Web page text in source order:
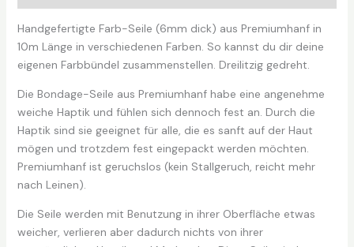
Handgefertigte Farb-Seile (6mm dick) aus Premiumhanf in
10m Länge in verschiedenen Farben. So kannst du dir deine
eigenen Farbbündel zusammenstellen. Dreilitzig gedreht.
Die Bondage-Seile aus Premiumhanf habe eine angenehme
weiche Haptik und fühlen sich dennoch fest an. Durch die
Haptik sind sie geeignet für alle, die es sanft auf der Haut
mögen und trotzdem fest eingepackt werden möchten.
Premiumhanf ist geruchslos (kein Stallgeruch, reicht mehr
nach Leinen).
Die Seile werden mit Benutzung in ihrer Oberfläche etwas
weicher, verlieren aber dadurch nichts von ihrer